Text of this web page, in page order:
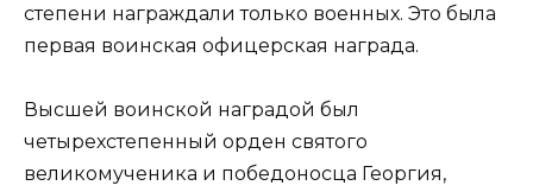
степени награждали только военных. Это была
первая воинская офицерская награда.
Высшей воинской наградой был
четырехстепенный орден святого
великомученика и победоносца Георгия,